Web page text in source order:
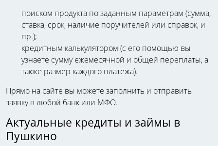
поиском продукта по заданным параметрам (сумма,
ставка, срок, наличие поручителей или справок, и
пр.);
кредитным калькулятором (с его помощью вы
узнаете сумму ежемесячной и общей переплаты, а
также размер каждого платежа).
Прямо на сайте вы можете заполнить и отправить
заявку в любой банк или МФО.
Актуальные кредиты и займы в
Пушкино